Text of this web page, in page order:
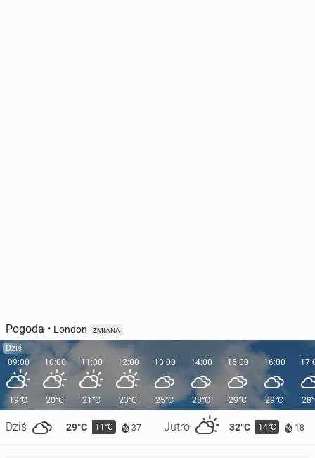
Pogoda • London ZMIANA
Dziś
09:00
19°C
Dziś 29°C 11°C 37 Jutro 32°C 14°C 18
10:00
20°C
11:00
21°C
12:00
23°C
13:00
25°C
14:00
28°C
15:00
29°C
16:00
29°C